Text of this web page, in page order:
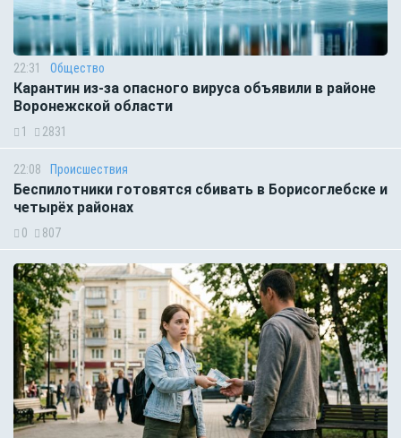
22:31 Общество
Карантин из-за опасного вируса объявили в районе
Воронежской области
1 2831
22:08 Происшествия
Беспилотники готовятся сбивать в Борисоглебске и
четырёх районах
0 807